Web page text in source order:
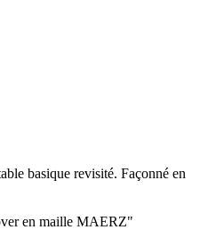
basique revisité. Façonné en
en maille MAERZ"